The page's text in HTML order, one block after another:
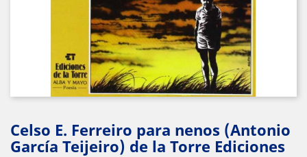
Celso E. Ferreiro para nenos (Antonio
García Teijeiro) de la Torre Ediciones